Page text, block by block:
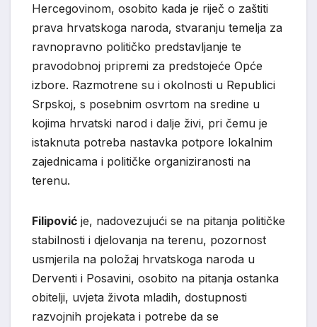
Hercegovinom, osobito kada je riječ o zaštiti
prava hrvatskoga naroda, stvaranju temelja za
ravnopravno političko predstavljanje te
pravodobnoj pripremi za predstojeće Opće
izbore. Razmotrene su i okolnosti u Republici
Srpskoj, s posebnim osvrtom na sredine u
kojima hrvatski narod i dalje živi, pri čemu je
istaknuta potreba nastavka potpore lokalnim
zajednicama i političke organiziranosti na
terenu.
Filipović je, nadovezujući se na pitanja političke
stabilnosti i djelovanja na terenu, pozornost
usmjerila na položaj hrvatskoga naroda u
Derventi i Posavini, osobito na pitanja ostanka
obitelji, uvjeta života mladih, dostupnosti
razvojnih projekata i potrebe da se